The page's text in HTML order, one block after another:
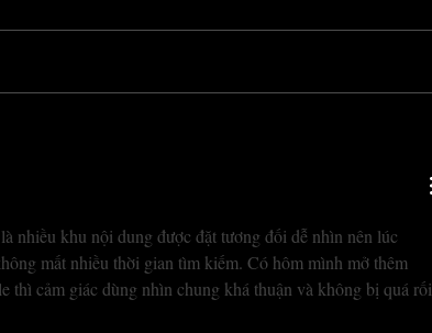
nhiều khu nội dung được đặt tương đối dễ nhìn nên lúc
mất nhiều thời gian tìm kiếm. Có hôm mình mở thêm
thì cảm giác dùng nhìn chung khá thuận và không bị quá rối